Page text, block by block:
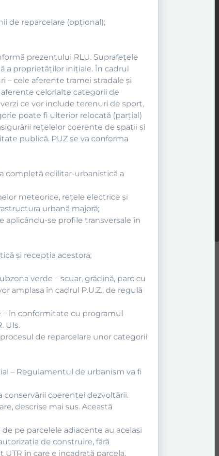
de reparcelare (opţional);
prezentului RLU. Suprafeţele
a proprietăţilor iniţiale. În cadrul
cele aferente tramei stradale şi
celorlalte categorii de
ce vor include terenuri de sport,
poate fi ulterior relocată (parţial)
reţelelor coerente de spaţii şi
publică. PUZ se va conforma
completă edilitar-urbanistică a
meteorice, reţele electrice şi
urbană majoră;
aplicându-se profile transversale în
şi recepţia acestora;
verde – scuar, grădină, parc cu
amplasa în cadrul P.U.Z., de regulă
– în conformitate cu programul
UIs.
de reparcelare unor categorii
– Regulamentul de urbanism va fi
conservării coerenţei dezvoltării.
descrise mai sus. Această
pe parcelele adiacente au acelaşi
de construire, fără
în care e incadrată parcela.